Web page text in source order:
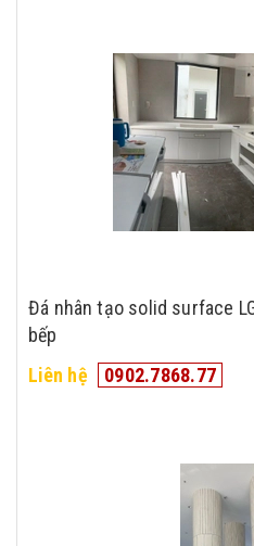
Đá nhân tạo solid surface
bếp
Liên hệ
0902.7868.77